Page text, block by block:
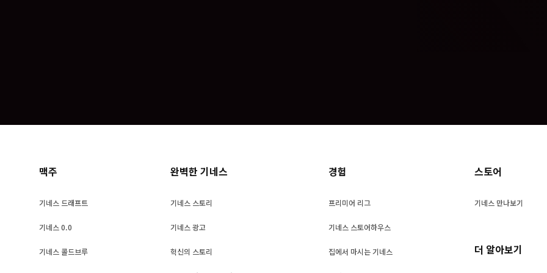
맥주
기네스 드래프트
기네스 0.0
기네스 콜드브루
완벽한 기네스
기네스 스토리
기네스 광고
혁신의 스토리
경험
프리미어 리그
기네스 스토어하우스
집에서 마시는 기네스
스토어
기네스 만나보기
더 알아보기